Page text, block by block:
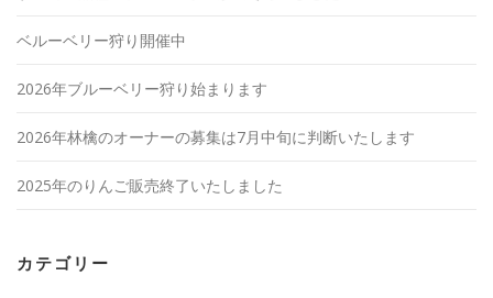
ベルーベリー狩り開催中
2026年ブルーベリー狩り始まります
2026年林檎のオーナーの募集は7月中旬に判断いたします
2025年のりんご販売終了いたしました
カテゴリー